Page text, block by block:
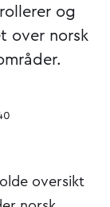
og
over norsk
oversikt